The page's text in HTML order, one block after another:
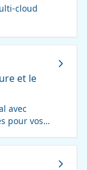
cloud
et le
avec
pour vos